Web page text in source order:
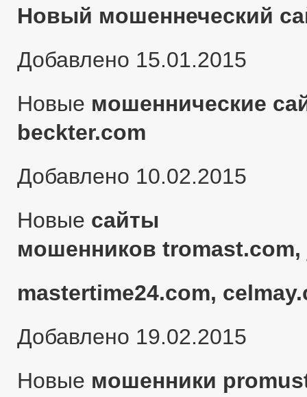
Новый мошеннеческий
Добавлено 15.01.2015
Новые мошеннические
beckter.com
Добавлено 10.02.2015
Новые сайты
мошенников
mastertime24.com,
Добавлено 19.02.2015
Новые мошенники